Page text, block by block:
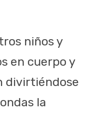
niños y
en cuerpo y
divirtiéndose
la